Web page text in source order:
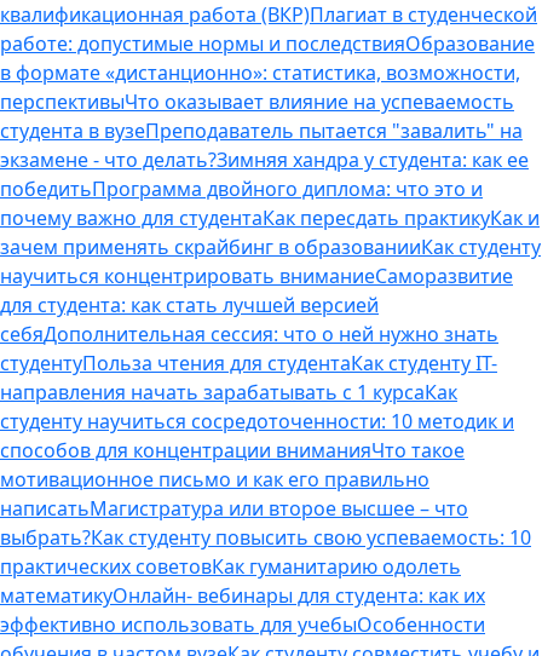
квалификационная работа (ВКР)Плагиат в студенческой
работе: допустимые нормы и последствияОбразование
в формате «дистанционно»: статистика, возможности,
перспективыЧто оказывает влияние на успеваемость
студента в вузеПреподаватель пытается "завалить" на
экзамене - что делать?Зимняя хандра у студента: как ее
победитьПрограмма двойного диплома: что это и
почему важно для студентаКак пересдать практикуКак и
зачем применять скрайбинг в образованииКак студенту
научиться концентрировать вниманиеСаморазвитие
для студента: как стать лучшей версией
себяДополнительная сессия: что о ней нужно знать
студентуПольза чтения для студентаКак студенту IT-
направления начать зарабатывать с 1 курсаКак
студенту научиться сосредоточенности: 10 методик и
способов для концентрации вниманияЧто такое
мотивационное письмо и как его правильно
написатьМагистратура или второе высшее – что
выбрать?Как студенту повысить свою успеваемость: 10
практических советовКак гуманитарию одолеть
математикуОнлайн- вебинары для студента: как их
эффективно использовать для учебыОсобенности